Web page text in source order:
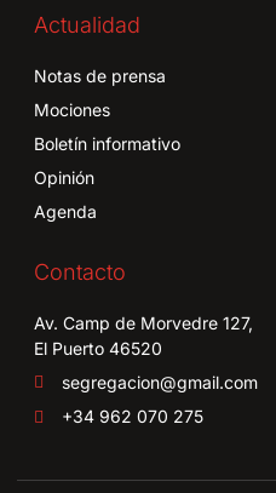
Actualidad
Notas de prensa
Mociones
Boletín informativo
Opinión
Agenda
Contacto
Av. Camp de Morvedre 127,
El Puerto 46520
segregacion@gmail.com
+34 962 070 275